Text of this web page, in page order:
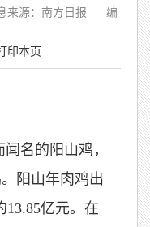
来源：南方日报
编
印本页
名的阳山鸡，
阳山年肉鸡出
13.85亿元。在